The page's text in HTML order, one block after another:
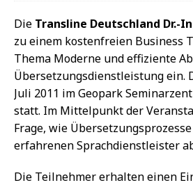
Die Transline Deutschland Dr.-
zu einem kostenfreien Business
Thema Moderne und effiziente
Übersetzungsdienstleistung ein.
Juli 2011 im Geopark
statt. Im Mittelpunkt der
Frage, wie
erfahrenen Sprachdienstleister
Die Teilnehmer erhalten einen